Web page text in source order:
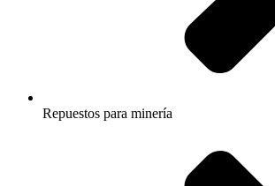
Repuestos para minería